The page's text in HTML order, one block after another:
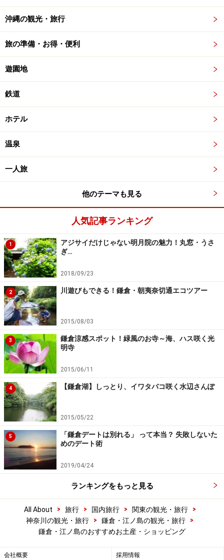
沖縄の観光・旅行
旅の準備・お得・便利
遊園地
鉄道
ホテル
温泉
一人旅
他のテーマも見る
人気記事ランキング
1
アジサイだけじゃない明月院の魅力！丸窓・うさ
ぎ…
2018/09/23
2 川遊びもできる！鎌倉・朝夷奈切通エコツアー
2015/08/03
3
鎌倉涼感スポット！緑風のお寺～海、ハス咲く光
明寺
2015/06/11
4 【鎌倉湖】しっとり、イワタバコ咲く水辺さんぽ
2015/05/22
5
「鎌倉デートは別れる」 って本当？ 失敗しないた
めのデート術
2019/04/24
ランキングをもっと見る
All About > 旅行 > 国内旅行 > 関東の観光・旅行
>
神奈川の観光・旅行
> 鎌倉・江ノ島の観光・旅行
>
鎌倉・江ノ島のおすすめお土産・ショッピング
会社概要 採用情報